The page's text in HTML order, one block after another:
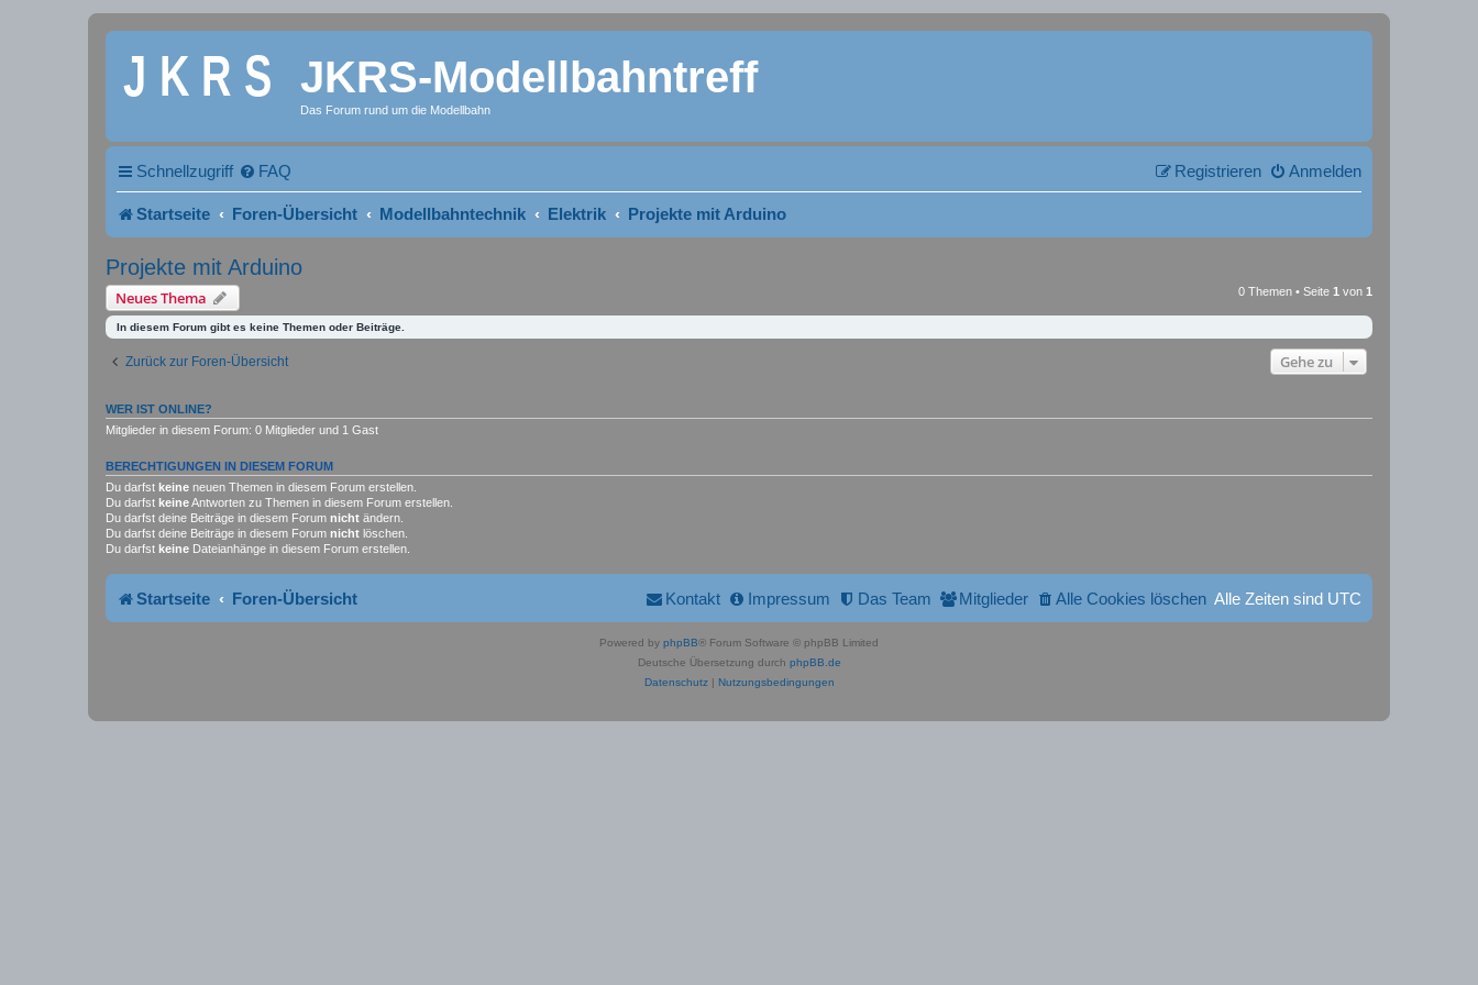
JKRS-Modellbahntreff
Das Forum rund um die Modellbahn
Schnellzugriff FAQ Anmelden
Registrieren
Startseite Foren-Übersicht Modellbahntechnik Elektrik Projekte mit Arduino
Projekte mit Arduino
Neues Thema 0 Themen • Seite 1 von 1
In diesem Forum gibt es keine Themen oder Beiträge.
Zurück zur Foren-Übersicht Gehe zu
WER IST ONLINE?
Mitglieder in diesem Forum: 0 Mitglieder und 1 Gast
BERECHTIGUNGEN IN DIESEM FORUM
Du darfst keine neuen Themen in diesem Forum erstellen.
Du darfst keineAntworten zu Themen in diesem Forum erstellen.
Du darfst deine Beiträge in diesem Forum nicht ändern.
Du darfst deine Beiträge in diesem Forum nicht löschen.
Du darfst keine Dateianhänge in diesem Forum erstellen.
Startseite Foren-Übersicht Alle Zeiten sind UTC
Alle Cookies löschen
Mitglieder
Das Team
Impressum
Kontakt
Powered by phpBB® Forum Software © phpBB Limited
Deutsche Übersetzung durch phpBB.de
Datenschutz| Nutzungsbedingungen